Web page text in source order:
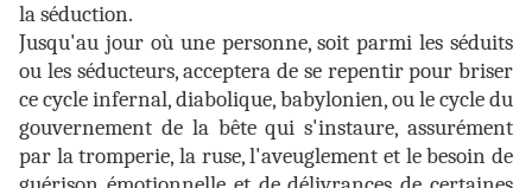
la séduction.
Jusqu'au jour où une personne, soit parmi les séduits
ou les séducteurs, acceptera de se repentir pour briser
ce cycle infernal, diabolique, babylonien, ou le cycle du
gouvernement de la bête qui s'instaure, assurément
par la tromperie, la ruse, l'aveuglement et le besoin de